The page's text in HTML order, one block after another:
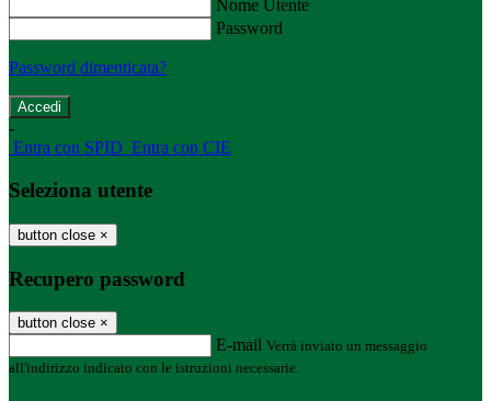
Nome Utente
Password
Password dimenticata?
-
Entra con SPID Entra con CIE
Seleziona utente
button close ×
Recupero password
button close ×
E-mail Verrà inviato un messaggio
all'indirizzo indicato con le istruzioni necessarie.